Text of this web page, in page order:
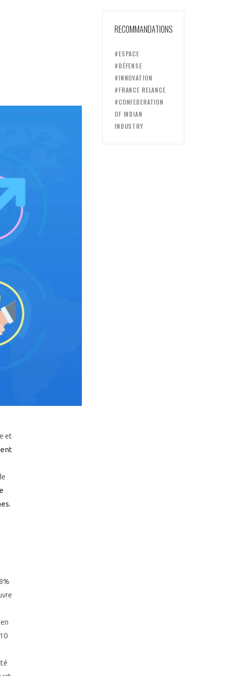
et
RECOMMANDATIONS
#ESPACE
#DÉFENSE
#INNOVATION
#FRANCE RELANCE
#CONFEDERATION
OF INDIAN
INDUSTRY